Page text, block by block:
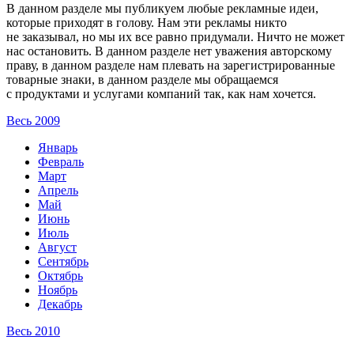
В данном разделе мы публикуем любые рекламные идеи,
которые приходят в голову. Нам эти рекламы никто
не заказывал, но мы их все равно придумали. Ничто не может
нас остановить. В данном разделе нет уважения авторскому
праву, в данном разделе нам плевать на зарегистрированные
товарные знаки, в данном разделе мы обращаемся
с продуктами и услугами компаний так, как нам хочется.
Весь 2009
Январь
Февраль
Март
Апрель
Май
Июнь
Июль
Август
Сентябрь
Октябрь
Ноябрь
Декабрь
Весь 2010